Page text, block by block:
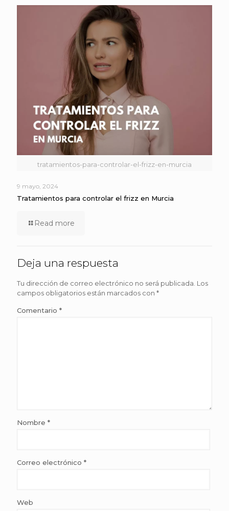
tratamientos-para-controlar-el-frizz-en-murcia
9 mayo, 2024
Tratamientos para controlar el frizz en Murcia
Read more
Deja una respuesta
Tu dirección de correo electrónico no será publicada. Los
campos obligatorios están marcados con *
Comentario *
Nombre *
Correo electrónico *
Web